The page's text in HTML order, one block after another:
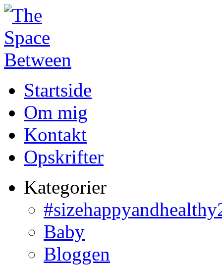
Startside
Om mig
Kontakt
Opskrifter
Kategorier
Baby
Bloggen